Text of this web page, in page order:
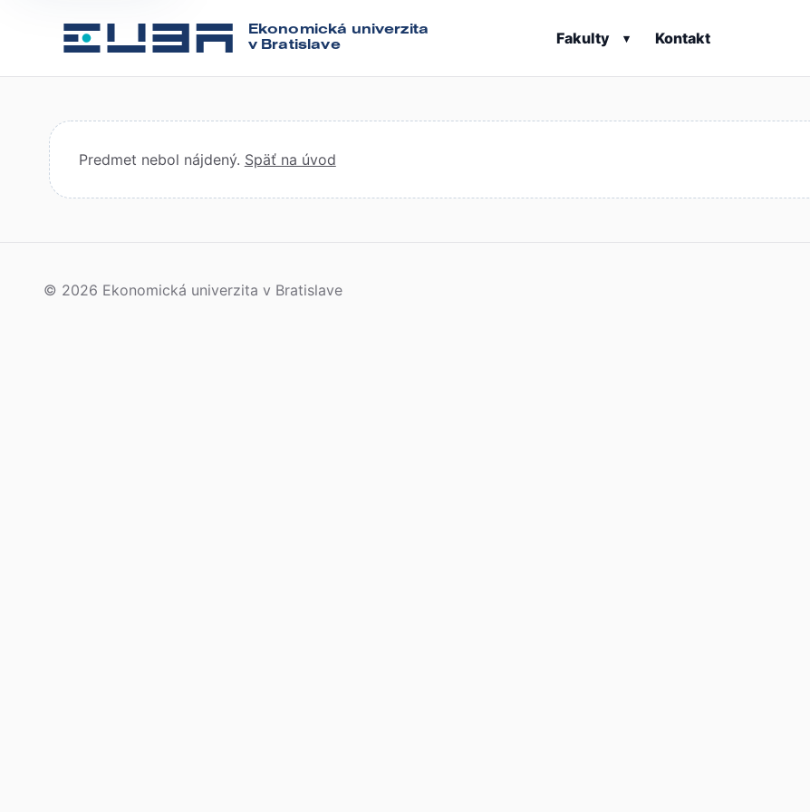
Ekonomická univerzita
v Bratislave
Fakulty ▾ Kontakt
Predmet nebol nájdený. Späť na úvod
© 2026 Ekonomická univerzita v Bratislave